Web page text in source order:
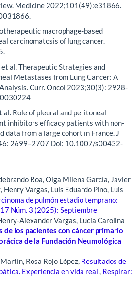
Medicine 2022;101(49):e31866.
macrophage-based
carcinomatosis of lung cancer.
et al. Therapeutic Strategies and
Metastases from Lung Cancer: A
Curr. Oncol 2023;30(3): 2928-
al. Role of pleural and peritoneal
inhibitors efficacy patients with non-
data from a large cohort in France. J
2699–2707 Doi: 10.1007/s00432-
Roa, Olga Milena García, Javier
Vargas, Luis Eduardo Pino, Luis
de pulmón estadio temprano:
Núm. 3 (2025): Septiembre
Alexander Vargas, Lucía Carolina
los pacientes con cáncer primario
de la Fundación Neumológica
Rosa Rojo López, Resultados de
Experiencia en vida real , Respirar: